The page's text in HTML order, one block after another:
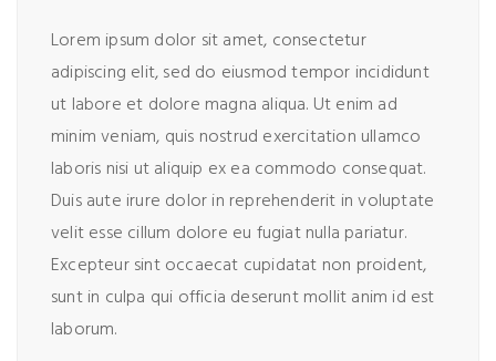
Lorem ipsum dolor sit amet, consectetur
adipiscing elit, sed do eiusmod tempor incididunt
ut labore et dolore magna aliqua. Ut enim ad
minim veniam, quis nostrud exercitation ullamco
laboris nisi ut aliquip ex ea commodo consequat.
Duis aute irure dolor in reprehenderit in voluptate
velit esse cillum dolore eu fugiat nulla pariatur.
Excepteur sint occaecat cupidatat non proident,
sunt in culpa qui officia deserunt mollit anim id est
laborum.